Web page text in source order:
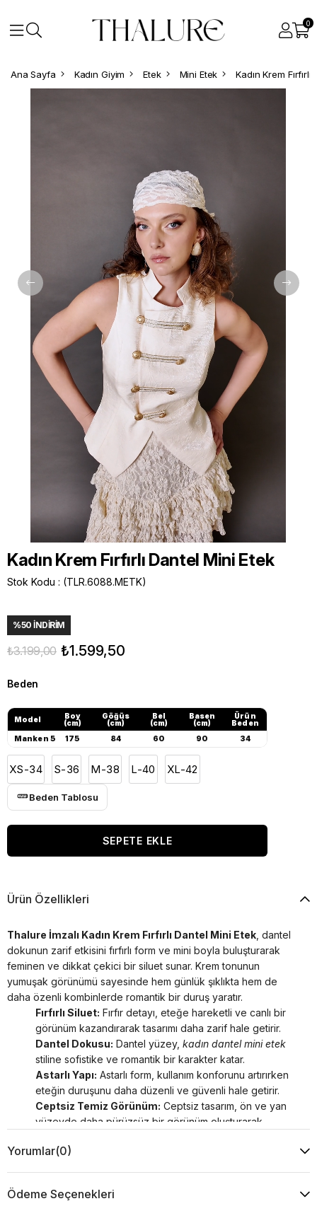
0
Ana Sayfa Kadın Giyim Etek Mini Etek Kadın Krem
Kadın Krem Fırfırlı Dantel Mini Etek
Stok Kodu (TLR.6088.METK)
%50 İNDIRIM
₺3.199,00 ₺1.599,50
Beden
Model
Boy
(cm)
Göğüs
(cm)
Bel
(cm)
Basen
(cm)
Ürün
Beden
Manken 5
175 84 60 90 34
XS-34 S-36 M-38 L-40 XL-42
Beden Tablosu
Ürün Özellikleri
Thalure İmzalı Kadın Krem Fırfırlı Dantel Mini Etek , dantel
dokunun zarif etkisini fırfırlı form ve mini boyla buluşturarak
feminen ve dikkat çekici bir siluet sunar. Krem tonunun
yumuşak görünümü sayesinde hem günlük şıklıkta hem de
daha özenli kombinlerde romantik bir duruş yaratır.
Fırfırlı Siluet: Fırfır detayı, eteğe hareketli ve canlı bir
görünüm kazandırarak tasarımı daha zarif hale getirir.
Dantel Dokusu: Dantel yüzey, kadın dantel mini etek
stiline sofistike ve romantik bir karakter katar.
Astarlı Yapı: Astarlı form, kullanım konforunu artırırken
eteğin duruşunu daha düzenli ve güvenli hale getirir.
Ceptsiz Temiz Görünüm: Ceptsiz tasarım, ön ve yan
yüzeyde daha pürüzsüz bir görünüm oluşturarak
Esnek Kumaş Yapısı:
Krem rengin rafine etkisiyle,
Yorumlar(0)
Ödeme Seçenekleri